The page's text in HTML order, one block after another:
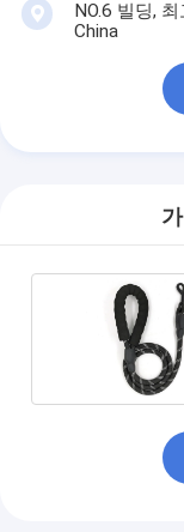
NO.6 빌딩,
China